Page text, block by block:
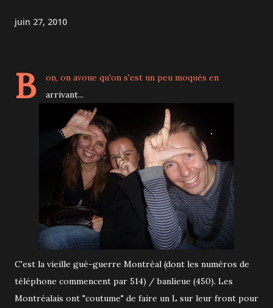
juin 27, 2010
B
on, on avoue qu'on s'est un peu moqués en
arrivant...
C'est la vieille gué-guerre Montréal (dont les numéros de
téléphone commencent par 514) / banlieue (450). Les
Montréalais ont "coutume" de faire un L sur leur front pour